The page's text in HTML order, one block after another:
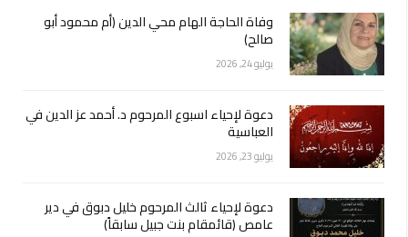
وفاة الحاجة الهام محي الدين (أم محمود أبو
صالح)
يوليو 24, 2026
دعوة لإحياء اسبوع المرحوم د. أحمد عز الدين في
العباسية
يوليو 23, 2026
دعوة لإحياء ثالث المرحوم خليل دبوق في دير
عامص (قائمقام بنت جبيل سابقاً)